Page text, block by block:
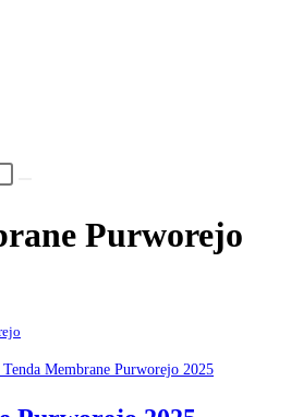
Purworejo